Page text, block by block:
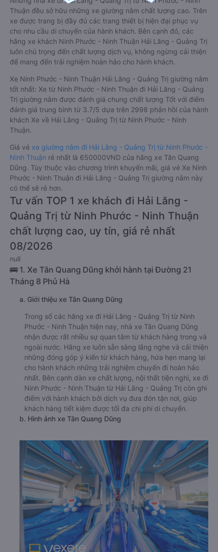
Thuận đều sở hữu những xe giường nằm chất lượng cao. Trên
xe được trang bị đầy đủ các trang thiết bị hiện đại phục vụ
cho nhu cầu di chuyển của hành khách. Bên cạnh đó, các
hãng xe khách Ninh Phước - Ninh Thuận Hải Lăng - Quảng Trị
luôn chú trọng đến chất lượng dịch vụ, không ngừng cải thiện
để mang đến trải nghiệm hoàn hảo cho hành khách.
Xe Ninh Phước - Ninh Thuận Hải Lăng - Quảng Trị giường nằm
tốt nhất: Xe từ Ninh Phước - Ninh Thuận đi Hải Lăng - Quảng
Trị giường nằm được đánh giá chung chất lượng Tốt với điểm
đánh giá trung bình từ 3.7/5 dựa trên 2998 phản hồi của hành
khách Xe về Hải Lăng - Quảng Trị từ Ninh Phước - Ninh
Thuận.
Giá vé xe giường nằm đi Hải Lăng - Quảng Trị từ Ninh Phước -
Ninh Thuận rẻ nhất là 650000VND của hãng xe Tân Quang
Dũng. Tùy thuộc vào chương trình khuyến mãi, giá vé Xe Ninh
Phước - Ninh Thuận đi Hải Lăng - Quảng Trị giường nằm này
có thể sẽ rẻ hơn.
Tư vấn TOP 1 xe khách đi Hải Lăng -
Quảng Trị từ Ninh Phước - Ninh Thuận
chất lượng cao, uy tín, giá rẻ nhất
08/2026
null
🚌 1. Xe Tân Quang Dũng khởi hành tại Đường 21
Tháng 8 Phủ Hà
a. Giới thiệu xe Tân Quang Dũng
Trong số các hãng xe đi Hải Lăng - Quảng Trị từ Ninh
Phước - Ninh Thuận hiện nay, nhà xe Tân Quang Dũng
nhận được rất nhiều sự quan tâm từ khách hàng trong và
ngoài nước. Hãng xe luôn sẵn sàng lắng nghe và cải thiện
những đóng góp ý kiến từ khách hàng, hứa hẹn mang lại
cho hành khách những trải nghiệm chuyến đi hoàn hảo
nhất. Bên cạnh dàn xe chất lượng, nội thất tiện nghi, xe đi
Ninh Phước - Ninh Thuận từ Hải Lăng - Quảng Trị còn ghi
điểm với hành khách bởi dịch vụ đưa đón tận nơi, giúp
khách hàng tiết kiệm được tối đa chi phí di chuyển.
b. Hình ảnh xe Tân Quang Dũng